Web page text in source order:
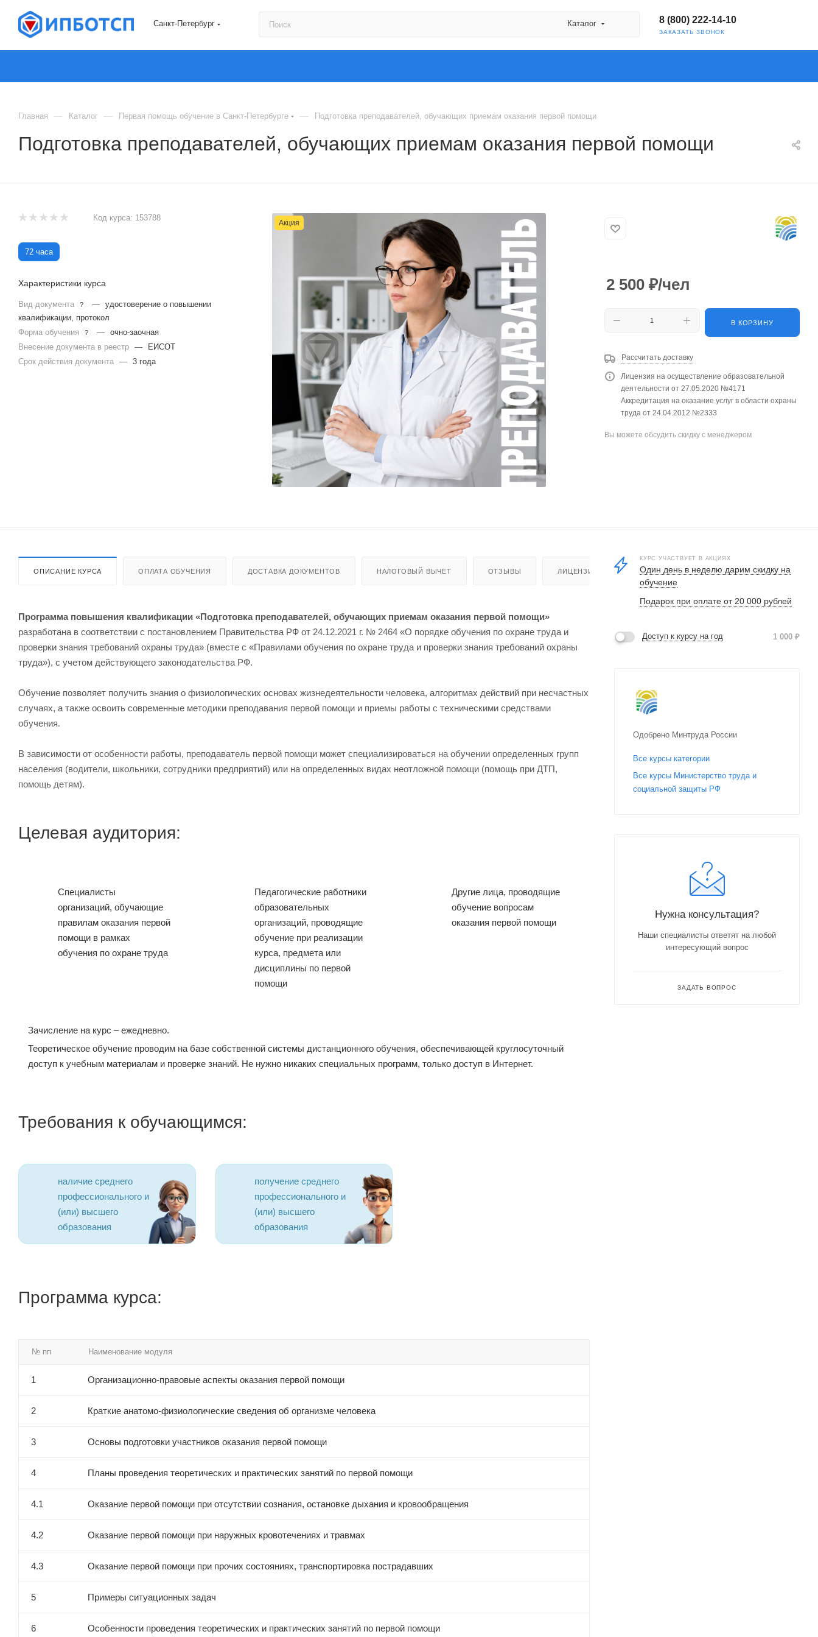
Санкт-Петербург Каталог 8 (800) 222-14-10
ЗАКАЗАТЬ ЗВОНОК
Главная — Каталог — Первая помощь обучение в Санкт-Петербурге — Подготовка преподавателей, обучающих приемам оказания первой помощи
Подготовка преподавателей, обучающих приемам оказания первой помощи
Акция
Код курса: 153788
72 часа
Характеристики курса
Вид документа ? — удостоверение о повышении
квалификации, протокол
Форма обучения
? — очно-заочная
Внесение документа в реестр —
ЕИСОТ
Срок действия документа — 3 года
2 500 ₽/чел
В КОРЗИНУ
Рассчитать доставку
Лицензия на осуществление образовательной
деятельности от 27.05.2020 №4171
Аккредитация на оказание услуг в области охраны
труда от 24.04.2012 №2333
Вы можете обсудить скидку с менеджером
ОПИСАНИЕ КУРСА ОПЛАТА ОБУЧЕНИЯ ДОСТАВКА ДОКУМЕНТОВ НАЛОГОВЫЙ ВЫЧЕТ ОТЗЫВЫ ЛИЦЕНЗИЯ
Программа повышения квалификации «Подготовка преподавателей, обучающих приемам оказания первой помощи»
разработана в соответствии с постановлением Правительства РФ от 24.12.2021 г. № 2464 «О порядке обучения по охране труда и
проверки знания требований охраны труда» (вместе с «Правилами обучения по охране труда и проверки знания требований охраны
труда»), с учетом действующего законодательства РФ.
Обучение позволяет получить знания о физиологических основах жизнедеятельности человека, алгоритмах действий при несчастных
случаях, а также освоить современные методики преподавания первой помощи и приемы работы с техническими средствами
обучения.
В зависимости от особенности работы, преподаватель первой помощи может специализироваться на обучении определенных групп
населения (водители, школьники, сотрудники предприятий) или на определенных видах неотложной помощи (помощь при ДТП,
помощь детям).
Целевая аудитория:
Специалисты
организаций, обучающие
правилам оказания первой
помощи в рамках
обучения по охране труда
Педагогические работники
образовательных
организаций, проводящие
обучение при реализации
курса, предмета или
дисциплины по первой
помощи
Другие лица, проводящие
обучение вопросам
оказания первой помощи
Зачисление на курс – ежедневно.
Теоретическое обучение проводим на базе собственной системы дистанционного обучения, обеспечивающей круглосуточный
доступ к учебным материалам и проверке знаний. Не нужно никаких специальных программ, только доступ в Интернет.
Требования к обучающимся:
наличие среднего
профессионального и
(или) высшего
образования
получение среднего
профессионального и
(или) высшего
образования
Программа курса:
№ пп Наименование модуля
1 Организационно-правовые аспекты оказания первой помощи
2 Краткие анатомо-физиологические сведения об организме человека
3 Основы подготовки участников оказания первой помощи
4 Планы проведения теоретических и практических занятий по первой помощи
4.1 Оказание первой помощи при отсутствии сознания, остановке дыхания и кровообращения
4.2 Оказание первой помощи при наружных кровотечениях и травмах
4.3 Оказание первой помощи при прочих состояниях, транспортировка пострадавших
5 Примеры ситуационных задач
6 Особенности проведения теоретических и практических занятий по первой помощи
КУРС УЧАСТВУЕТ В АКЦИЯХ
Один день в неделю дарим скидку на
обучение
Подарок при оплате от 20 000 рублей
Доступ к курсу на год 1 000 ₽
Одобрено Минтруда России
Все курсы категории
Все курсы Министерство труда и
социальной защиты РФ
Нужна консультация?
Наши специалисты ответят на любой
интересующий вопрос
ЗАДАТЬ ВОПРОС